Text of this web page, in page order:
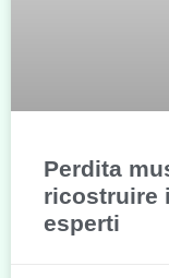
Perdita
ricostruire
esperti